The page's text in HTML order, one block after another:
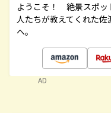
ようこそ！ 絶景スポッ
人たちが教えてくれた
へ。
AD